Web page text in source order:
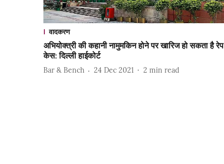
वादकरण
अभियोक्त्री की कहानी नामुमकिन होने पर खारिज हो सकता है रेप
केस: दिल्ली हाईकोर्ट
Bar & Bench 24 Dec 2021 2 min read